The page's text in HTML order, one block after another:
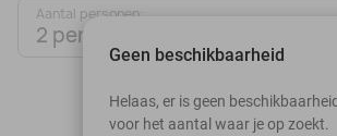
Aantal personen:
2 personen
augustus 2026
Geen beschikbaarheid
Helaas, er is geen
voor het aantal waar je op zoekt.